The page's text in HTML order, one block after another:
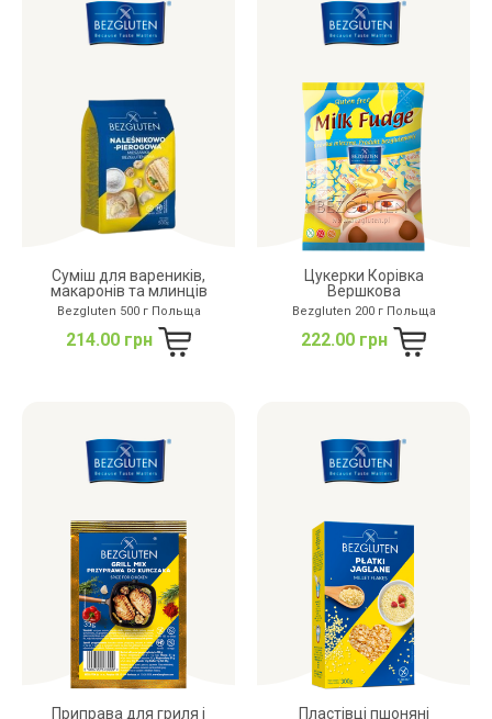
Суміш для вареників,
макаронів та млинців
Bezgluten 500 г Польща
214.00 грн
Цукерки Корівка
Вершкова
Bezgluten 200 г Польща
222.00 грн
Приправа для гриля і Пластівці пшоняні